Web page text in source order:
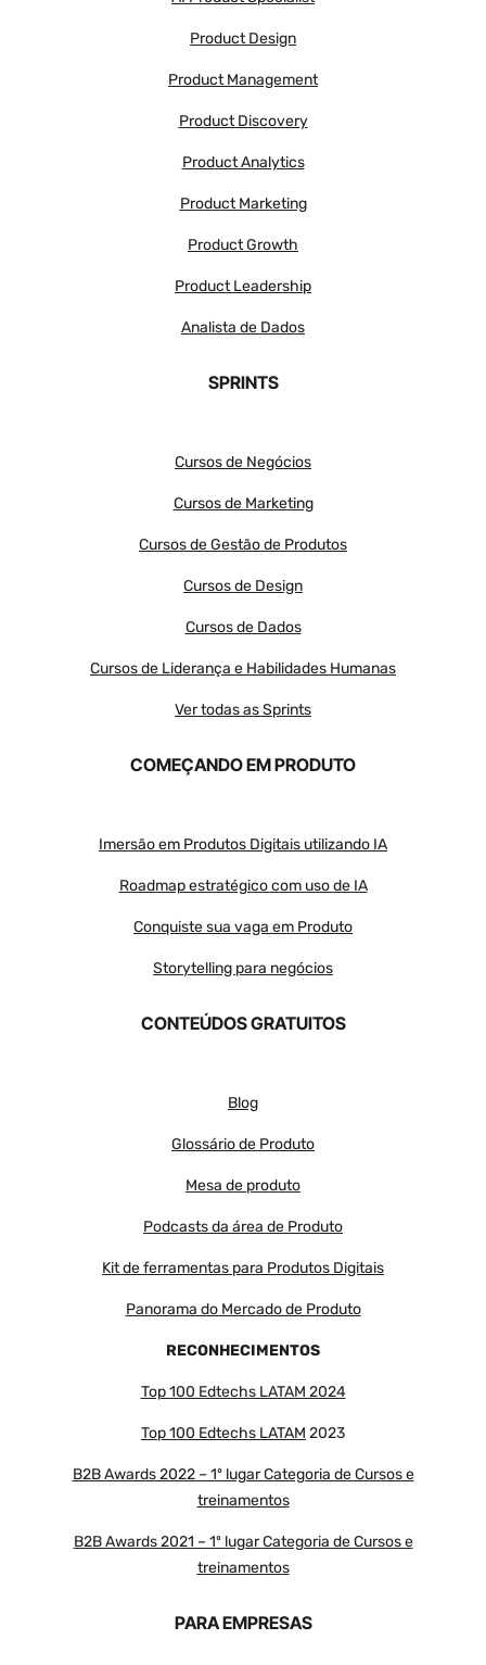
Product Design
Product Management
Product Discovery
Product Analytics
Product Marketing
Product Growth
Product Leadership
Analista de Dados
SPRINTS
Cursos de Negócios
Cursos de Marketing
Cursos de Gestão de Produtos
Cursos de Design
Cursos de Dados
Cursos de Liderança e Habilidades Humanas
Ver todas as Sprints
COMEÇANDO EM PRODUTO
Imersão em Produtos Digitais utilizando IA
Roadmap estratégico com uso de IA
Conquiste sua vaga em Produto
Storytelling para negócios
CONTEÚDOS GRATUITOS
Blog
Glossário de Produto
Mesa de produto
Podcasts da área de Produto
Kit de ferramentas para Produtos Digitais
Panorama do Mercado de Produto
RECONHECIMENTOS
Top 100 Edtechs LATAM 2024
Top 100 Edtechs LATAM 2023
B2B Awards 2022 – 1º lugar Categoria de Cursos e
treinamentos
B2B Awards 2021 – 1º lugar Categoria de Cursos e
treinamentos
PARA EMPRESAS